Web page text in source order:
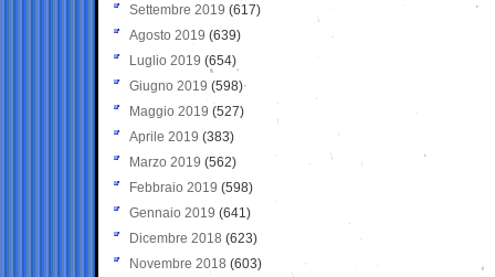
Settembre 2019 (617)
Agosto 2019 (639)
Luglio 2019 (654)
Giugno 2019 (598)
Maggio 2019 (527)
Aprile 2019 (383)
Marzo 2019 (562)
Febbraio 2019 (598)
Gennaio 2019 (641)
Dicembre 2018 (623)
Novembre 2018 (603)